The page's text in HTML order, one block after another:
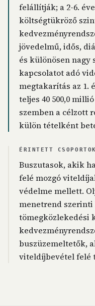
felállítják; a 2-6.
költségtükröző
jövedelmű, idős,
és különösen nagy
kapcsolatot adó
megtakarítás az 1.
teljes 40 500,0
szemben a célzott
külön tételként
ÉRINTETT CSOPORTOK
Buszutasok, akik
felé mozgó
védelme mellett.
menetrend szerinti
tömegközlekedési
buszüzemeltetők,
viteldíjbevétel felé